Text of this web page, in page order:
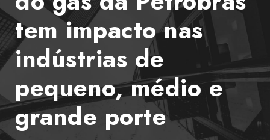
tem impacto nas
indústrias de
pequeno, médio e
grande porte